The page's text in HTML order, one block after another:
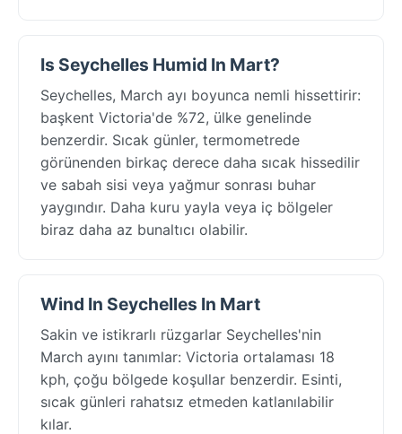
Is Seychelles Humid In Mart?
Seychelles, March ayı boyunca nemli hissettirir:
başkent Victoria'de %72, ülke genelinde
benzerdir. Sıcak günler, termometrede
görünenden birkaç derece daha sıcak hissedilir
ve sabah sisi veya yağmur sonrası buhar
yaygındır. Daha kuru yayla veya iç bölgeler
biraz daha az bunaltıcı olabilir.
Wind In Seychelles In Mart
Sakin ve istikrarlı rüzgarlar Seychelles'nin
March ayını tanımlar: Victoria ortalaması 18
kph, çoğu bölgede koşullar benzerdir. Esinti,
sıcak günleri rahatsız etmeden katlanılabilir
kılar.